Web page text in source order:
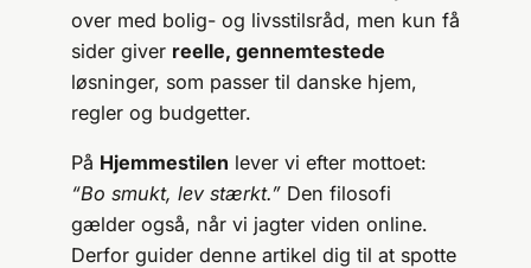
over med bolig- og livsstilsråd, men kun få
sider giver reelle, gennemtestede
løsninger, som passer til danske hjem,
regler og budgetter.
På Hjemmestilen lever vi efter mottoet:
“Bo smukt, lev stærkt.” Den filosofi
gælder også, når vi jagter viden online.
Derfor guider denne artikel dig til at spotte